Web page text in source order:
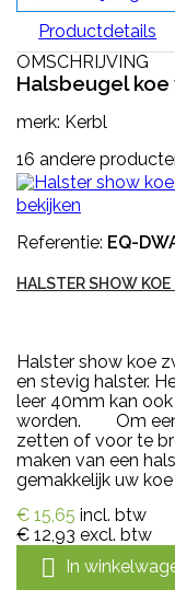
Productdetails
OMSCHRIJVING
Halsbeugel
merk: Kerbl
16 andere
bekijken
Referentie: EQ-
HALSTER SHOW
Halster show koe
en stevig halster.
leer 40mm kan
worden. Om een
zetten of voor te
maken van een
gemakkelijk uw
€ 15,65 incl. btw
€ 12,93 excl. btw
 In